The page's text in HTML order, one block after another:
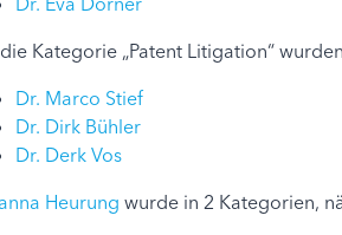
Kategorie „Patent Litigation“
Dr. Marco Stief
Dr. Dirk Bühler
Dr. Derk Vos
Heurung wurde in 2 Kategorien,